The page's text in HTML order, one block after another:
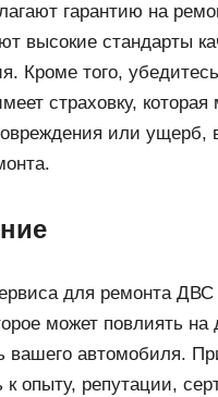
гарантию на
высокие стандарты
Кроме того,
страховку,
или ущерб,
для ремонта
может повлиять на
вашего автомобиля.
к опыту, репутации,